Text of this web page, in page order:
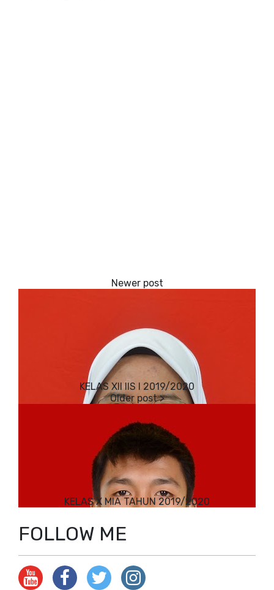
KELAS XII IIS I 2019/2020
KELAS X MIA TAHUN 2019/2020
FOLLOW ME